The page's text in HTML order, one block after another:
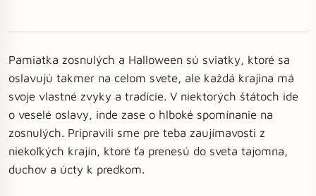
Pamiatka zosnulých a Halloween sú sviatky, ktoré sa
oslavujú takmer na celom svete, ale každá krajina má
svoje vlastné zvyky a tradície. V niektorých štátoch ide
o veselé oslavy, inde zase o hlboké spomínanie na
zosnulých. Pripravili sme pre teba zaujímavosti z
niekoľkých krajín, ktoré ťa prenesú do sveta tajomna,
duchov a úcty k predkom.